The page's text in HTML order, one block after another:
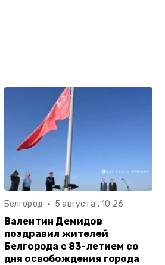
Белгород 5 августа , 10:26
Валентин Демидов
поздравил жителей
Белгорода с 83-летием со
дня освобождения города